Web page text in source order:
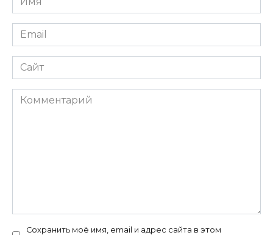
*
Email
*
Сайт
Комментарий
Сохранить моё имя, email и адрес сайта в этом